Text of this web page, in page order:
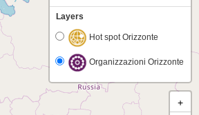
Layers
Hot spot Orizzonte
Organizzazioni Orizzonte
+